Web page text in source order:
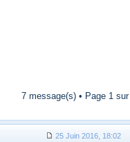
7 message(s) • Page 1 sur
25 Juin 2016, 18:02